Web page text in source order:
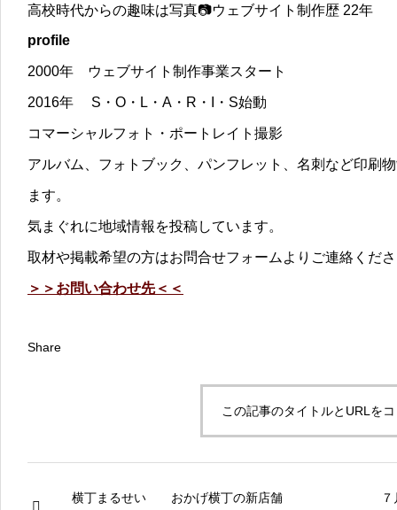
高校時代からの趣味は写真📷ウェブサイト制作歴 22年
profile
2000年 ウェブサイト制作事業スタート
2016年 S・O・L・A・R・I・S始動
コマーシャルフォト・ポートレイト撮影
アルバム、フォトブック、パンフレット、名刺など印刷
ます。
気まぐれに地域情報を投稿しています。
取材や掲載希望の方はお問合せフォームよりご連絡くだ
＞＞お問い合わせ先＜＜
Share
この記事のタイトルとURLを
横丁まるせい おかげ横丁の新店舗